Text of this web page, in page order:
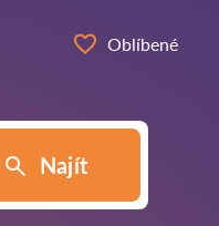
Oblíbené
Najít